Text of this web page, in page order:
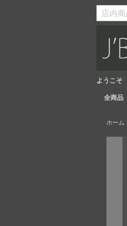
Skip
ようこそ
検
全商品
ホーム